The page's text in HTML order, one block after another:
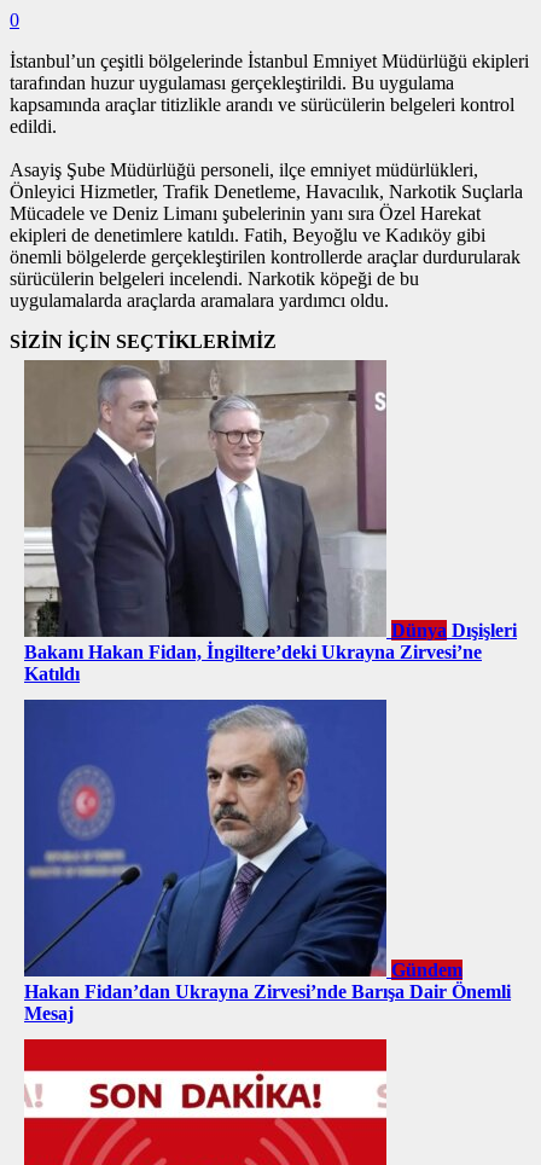
0
İstanbul’un çeşitli bölgelerinde İstanbul Emniyet Müdürlüğü ekipleri
tarafından huzur uygulaması gerçekleştirildi. Bu uygulama
kapsamında araçlar titizlikle arandı ve sürücülerin belgeleri kontrol
edildi.
Asayiş Şube Müdürlüğü personeli, ilçe emniyet müdürlükleri,
Önleyici Hizmetler, Trafik Denetleme, Havacılık, Narkotik Suçlarla
Mücadele ve Deniz Limanı şubelerinin yanı sıra Özel Harekat
ekipleri de denetimlere katıldı. Fatih, Beyoğlu ve Kadıköy gibi
önemli bölgelerde gerçekleştirilen kontrollerde araçlar durdurularak
sürücülerin belgeleri incelendi. Narkotik köpeği de bu
uygulamalarda araçlarda aramalara yardımcı oldu.
SİZİN İÇİN SEÇTİKLERİMİZ
Dünya Dışişleri
Bakanı Hakan Fidan, İngiltere’deki Ukrayna Zirvesi’ne
Katıldı
Gündem
Hakan Fidan’dan Ukrayna Zirvesi’nde Barışa Dair Önemli
Mesaj